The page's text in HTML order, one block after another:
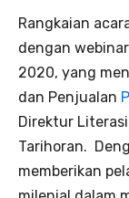
Rangkaian
dengan webinar
2020, yang
dan Penjualan
Direktur
Tarihoran.
memberikan